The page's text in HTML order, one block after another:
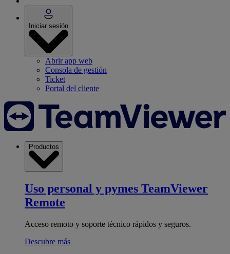
Iniciar sesión
Abrir app web
Consola de gestión
Ticket
Portal del cliente
Productos
Uso personal y pymes TeamViewer
Remote
Acceso remoto y soporte técnico rápidos y seguros.
Descubre más